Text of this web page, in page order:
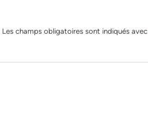
Les champs obligatoires sont indiqués avec